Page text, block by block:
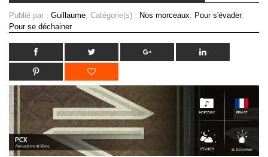
Publié par : Guillaume, Catégorie(s) : Nos morceaux, Pour s'évader,
Pour se déchainer